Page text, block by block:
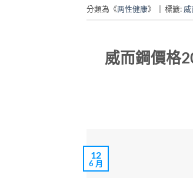
分類為《两性健康》 標籤:
威而鋼價格
12
6 月